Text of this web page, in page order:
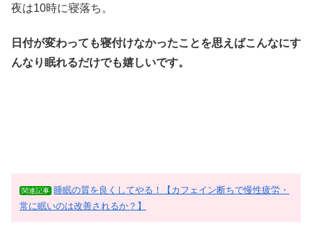
夜は10時に寝落ち。
日付が変わっても寝付けなかったことを思えばこんなにす
んなり眠れるだけでも嬉しいです。
関連記事
睡眠の質を良くしてやる！【カフェイン断ちで慢性疲労・
常に眠いのは改善されるか？】